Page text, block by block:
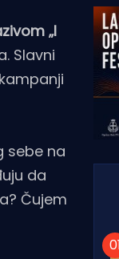
„I
Slavni
sebe na
da
Čujem